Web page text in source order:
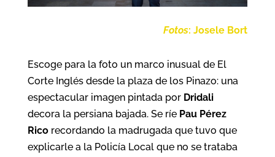
Fotos: Josele Bort
Escoge para la foto un marco inusual de El
Corte Inglés desde la plaza de los Pinazo: una
espectacular imagen pintada por Dridali
decora la persiana bajada. Se ríe Pau Pérez
Ricorecordando la madrugada que tuvo que
explicarle a la Policía Local que no se trataba